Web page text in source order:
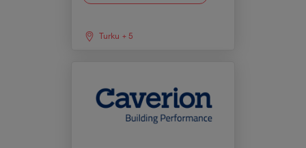
Turku + 5